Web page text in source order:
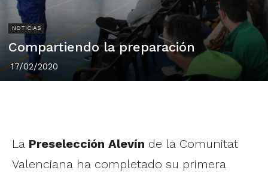
NOTICIAS
Compartiendo la preparación
17/02/2020
La Preselección Alevín de la Comunitat
Valenciana ha completado su primera